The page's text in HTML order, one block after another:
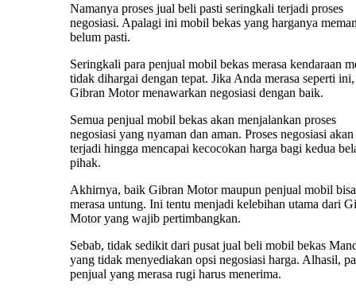
Namanya proses jual beli pasti seringkali terjadi proses
negosiasi. Apalagi ini mobil bekas yang harganya
belum pasti.
Seringkali para penjual mobil bekas merasa kendaraan
tidak dihargai dengan tepat. Jika Anda merasa seperti ini,
Gibran Motor menawarkan negosiasi dengan baik.
Semua penjual mobil bekas akan menjalankan proses
negosiasi yang nyaman dan aman. Proses negosiasi akan
terjadi hingga mencapai kecocokan harga bagi kedua
pihak.
Akhirnya, baik Gibran Motor maupun penjual mobil bisa
merasa untung. Ini tentu menjadi kelebihan utama dari
Motor yang wajib pertimbangkan.
Sebab, tidak sedikit dari pusat jual beli mobil bekas
yang tidak menyediakan opsi negosiasi harga. Alhasil,
penjual yang merasa rugi harus menerima.